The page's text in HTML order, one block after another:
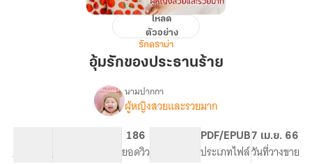
ของ
ประธาน
ร้าย
โหลด
ตัวอย่าง
รักดราม่า
อุ้มรักของประธานร้าย
เรื่อง
นามปากกา
ผู้หญิงสวยและรวยมาก
จำนวนคำ จำนวนหน้า (A5)
186
ยอดวิวระดับเนื้อหา
PDF/EPUB
ประเภทไฟล์
7 เม.ย. 66
วันที่วางขาย